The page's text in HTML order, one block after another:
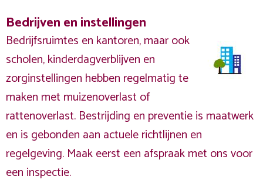
Bedrijven en instellingen
Bedrijfsruimtes en kantoren, maar ook
scholen, kinderdagverblijven en
zorginstellingen hebben regelmatig te
maken met muizenoverlast of
rattenoverlast. Bestrijding en preventie is maatwerk
en is gebonden aan actuele richtlijnen en
regelgeving. Maak eerst een afspraak met ons voor
een inspectie.